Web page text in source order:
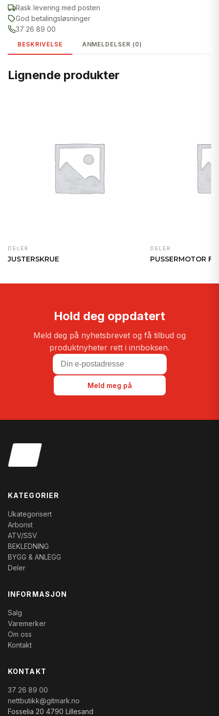
Rask levering med posten
God betalingsløsninger
37 26 89 00
BESKRIVELSE ANMELDELSER (0)
Lignende produkter
DELER
JUSTERSKRUE
DELER
PUSSERMOTOR
Hold deg oppdatert
Meld deg på nyhetsbrevet og få tilbud og
produktnyheter rett i innboksen.
Meld meg på
KATEGORIER
Ukategorisert
Arborist
ATV/SSV
BEKLEDNING
BYGG & ANLEGG
Deler
INFORMASJON
Salg
Varemerker
Om oss
Kontakt
KONTAKT
37 26 89 00
nettbutikk@gitmark.no
Fosselia 20 4790 Lillesand